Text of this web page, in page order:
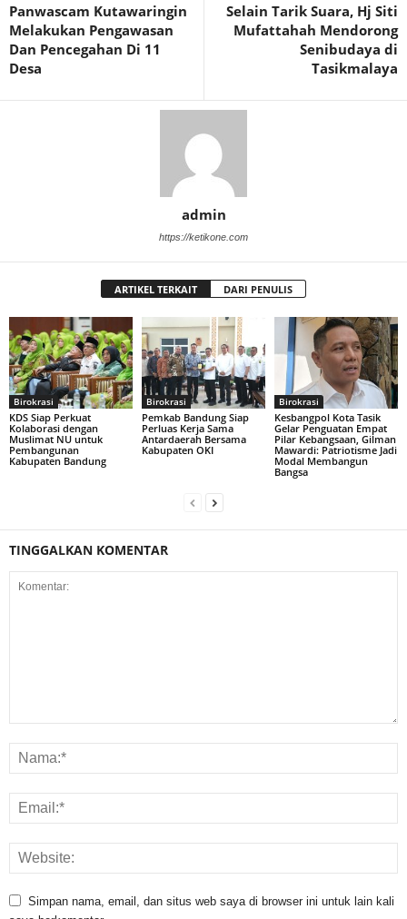
Panwascam Kutawaringin
Melakukan Pengawasan
Dan Pencegahan Di 11
Desa
Selain Tarik Suara, Hj Siti
Mufattahah Mendorong
Senibudaya di
Tasikmalaya
admin
https://ketikone.com
ARTIKEL TERKAIT DARI PENULIS
Birokrasi
KDS Siap Perkuat
Kolaborasi dengan
Muslimat NU untuk
Pembangunan
Kabupaten Bandung
Birokrasi
Pemkab Bandung Siap
Perluas Kerja Sama
Antardaerah Bersama
Kabupaten OKI
Birokrasi
Kesbangpol Kota Tasik
Gelar Penguatan Empat
Pilar Kebangsaan, Gilman
Mawardi: Patriotisme Jadi
Modal Membangun
Bangsa
TINGGALKAN KOMENTAR
Simpan nama, email, dan situs web saya di browser ini untuk lain kali